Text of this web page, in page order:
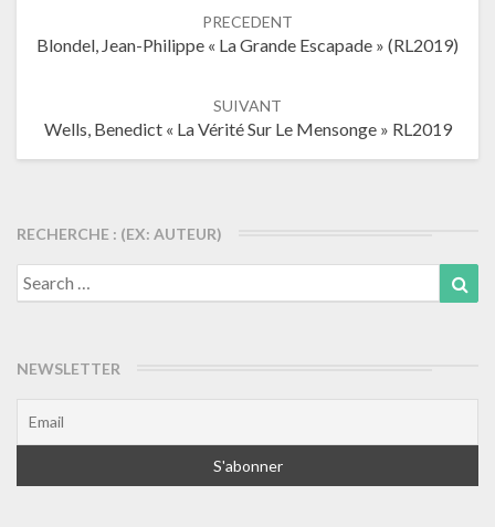
les
PRECEDENT
Blondel, Jean-Philippe « La Grande Escapade » (RL2019)
SUIVANT
Wells, Benedict « La Vérité Sur Le Mensonge » RL2019
RECHERCHE : (EX: AUTEUR)
Search
for:
NEWSLETTER